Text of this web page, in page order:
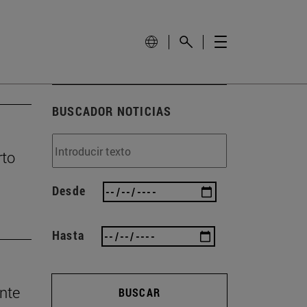
BUSCADOR NOTICIAS
Desde
Hasta
BUSCAR